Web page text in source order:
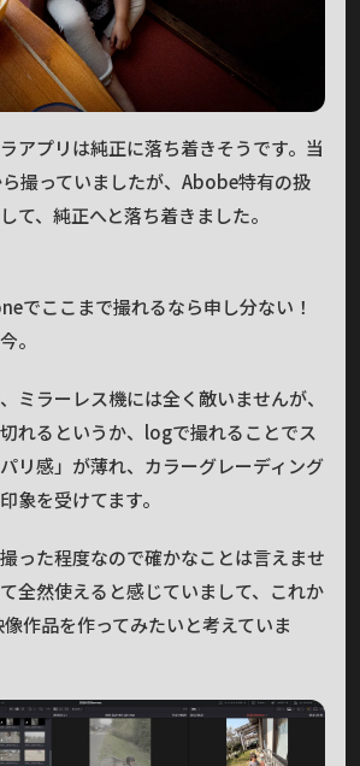
アプリは純正に落ち着きそうです。当
撮っていましたが、Abobe特有の扱
て、純正へと落ち着きました。
でここまで撮れるなら申し分ない！
。
ミラーレス機には全く敵いませんが、
れるというか、logで撮れることでス
リ感」が薄れ、カラーグレーディング
象を受けてます。
った程度なので確かなことは言えませ
全然使えると感じていまして、これか
作品を作ってみたいと考えていま